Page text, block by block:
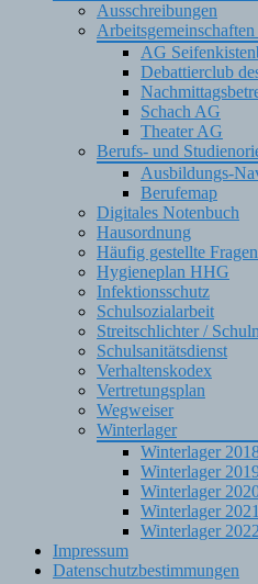
Ausschreibungen
AG
Debattierclub
Schach AG
Theater AG
Berufs- und
Ausbildungs-
Berufemap
Digitales Notenbuch
Hausordnung
Häufig gestellte
Hygieneplan HHG
Infektionsschutz
Schulsozialarbeit
Streitschlichter /
Schulsanitätsdienst
Verhaltenskodex
Vertretungsplan
Wegweiser
Winterlager
Winterlager
Winterlager
Winterlager
Winterlager 2021
Winterlager 2022
Impressum
Datenschutzbestimmungen